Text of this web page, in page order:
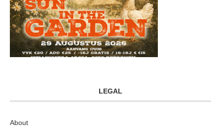
LEGAL
About